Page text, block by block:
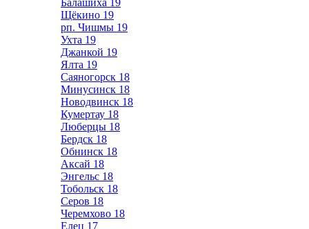
Балашиха 19
Щёкино 19
рп. Чишмы 19
Ухта 19
Джанкой 19
Ялта 19
Саяногорск 18
Минусинск 18
Новодвинск 18
Кумертау 18
Люберцы 18
Бердск 18
Обнинск 18
Аксай 18
Энгельс 18
Тобольск 18
Серов 18
Черемхово 18
Елец 17